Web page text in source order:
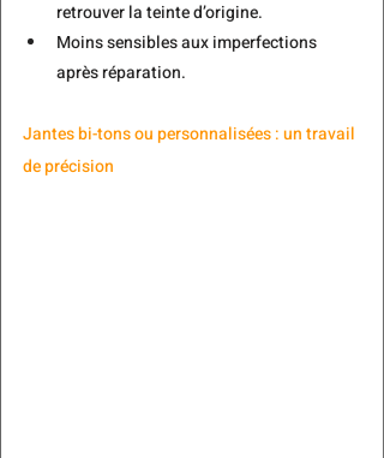
retrouver la teinte d’origine.
Moins sensibles aux imperfections
après réparation.
Jantes bi-tons ou personnalisées : un travail
de précision